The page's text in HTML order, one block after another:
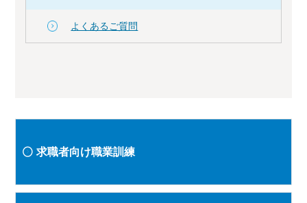
よくあるご質問
求職者向け職業訓練